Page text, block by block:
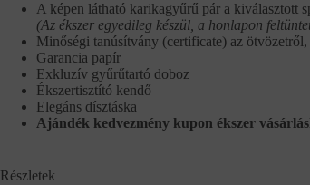
A képen látható karikagyűrű pár a kiválasztott
(Az ékszer egyedileg készül, a honlapon
Minőségi tanúsítvány (certificate) az
Garancia papír
Exkluzív gyűrűtartó doboz
Ékszertisztító kendő
Elegáns dísztáska
Ajándék kedvezmény kupon ékszer
Részletek